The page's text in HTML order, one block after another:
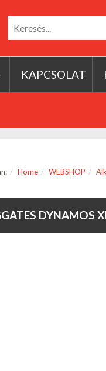
KAPCSOLAT
Home WEBSHOP
DYNAMOS